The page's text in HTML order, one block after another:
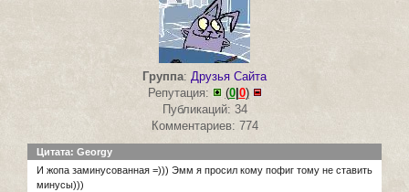
Группа: Друзья Сайта
Репутация:
(0| 0)
Публикаций: 34
Комментариев: 774
Цитата: Georgy
И жопа заминусованная =))) Эмм я просил кому пофиг тому не ставить
минусы)))